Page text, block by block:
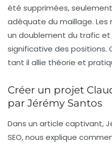
été supprimées,
adéquate du maillage.
un doublement du trafic
significative des positions.
tant il allie théorie et
Créer un projet
par Jérémy Santos
Dans un article captivant,
SEO, nous explique